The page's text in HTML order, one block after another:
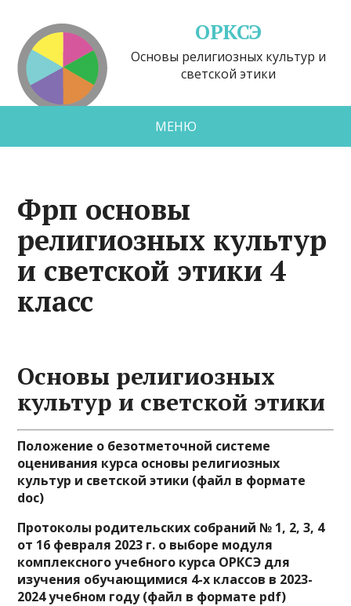
ОРКСЭ
Основы религиозных культур и
светской этики
МЕНЮ
Фрп основы
религиозных культур
и светской этики 4
класс
Основы религиозных
культур и светской этики
Положение о безотметочной системе
оценивания курса основы религиозных
культур и светской этики (файл в формате
doc)
Протоколы родительских собраний № 1, 2, 3, 4
от 16 февраля 2023 г. о выборе модуля
комплексного учебного курса ОРКСЭ для
изучения обучающимися 4-х классов в 2023-
2024 учебном году (файл в формате pdf)